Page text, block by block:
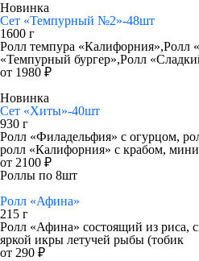
Новинка
Сет «Темпурный №2»-48шт
1600 г
Ролл темпура «Калифорния»,Ролл
«Темпурный бургер»,Ролл
от 1980 ₽
Новинка
Сет «Хиты»-40шт
930 г
Ролл «Филадельфия» с огурцом,
ролл «Калифорния» с крабом,
от 2100 ₽
Роллы по 8шт
Ролл «Афина»
215 г
Ролл «Афина» состоящий из риса,
яркой икры летучей рыбы (тобик
от 290 ₽